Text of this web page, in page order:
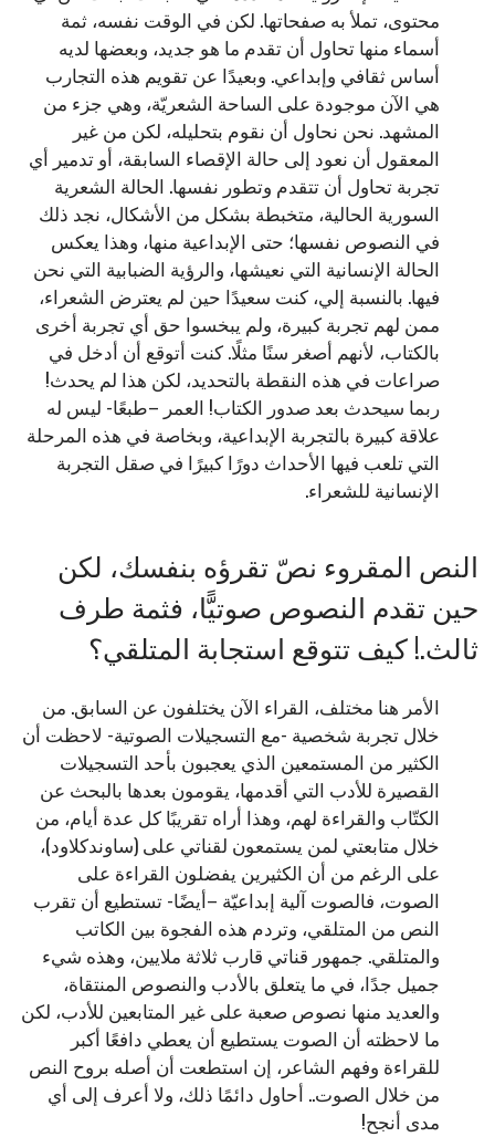
محتوى، تملأ به صفحاتها. لكن في الوقت نفسه، ثمة
أسماء منها تحاول أن تقدم ما هو جديد، وبعضها لديه
أساس ثقافي وإبداعي. وبعيدًا عن تقويم هذه التجارب
هي الآن موجودة على الساحة الشعريّة، وهي جزء من
المشهد. نحن نحاول أن نقوم بتحليله، لكن من غير
المعقول أن نعود إلى حالة الإقصاء السابقة، أو تدمير أي
تجربة تحاول أن تتقدم وتطور نفسها. الحالة الشعرية
السورية الحالية، متخبطة بشكل من الأشكال، نجد ذلك
في النصوص نفسها؛ حتى الإبداعية منها، وهذا يعكس
الحالة الإنسانية التي نعيشها، والرؤية الضبابية التي نحن
فيها. بالنسبة إلي، كنت سعيدًا حين لم يعترض الشعراء،
ممن لهم تجربة كبيرة، ولم يبخسوا حق أي تجربة أخرى
بالكتاب، لأنهم أصغر سنًا مثلًا. كنت أتوقع أن أدخل في
صراعات في هذه النقطة بالتحديد، لكن هذا لم يحدث!
ربما سيحدث بعد صدور الكتاب! العمر –طبعًا- ليس له
علاقة كبيرة بالتجربة الإبداعية، وبخاصة في هذه المرحلة
التي تلعب فيها الأحداث دورًا كبيرًا في صقل التجربة
الإنسانية للشعراء.
النص المقروء نصّ تقرؤه بنفسك، لكن
حين تقدم النصوص صوتيًّا، فثمة طرف
ثالث.! كيف تتوقع استجابة المتلقي؟
الأمر هنا مختلف، القراء الآن يختلفون عن السابق. من
خلال تجربة شخصية -مع التسجيلات الصوتية- لاحظت أن
الكثير من المستمعين الذي يعجبون بأحد التسجيلات
القصيرة للأدب التي أقدمها، يقومون بعدها بالبحث عن
الكتّاب والقراءة لهم، وهذا أراه تقريبًا كل عدة أيام، من
خلال متابعتي لمن يستمعون لقناتي على (ساوندكلاود)،
على الرغم من أن الكثيرين يفضلون القراءة على
الصوت، فالصوت آلية إبداعيّة –أيضًا- تستطيع أن تقرب
النص من المتلقي، وتردم هذه الفجوة بين الكاتب
والمتلقي. جمهور قناتي قارب ثلاثة ملايين، وهذه شيء
جميل جدًا، في ما يتعلق بالأدب والنصوص المنتقاة،
والعديد منها نصوص صعبة على غير المتابعين للأدب، لكن
ما لاحظته أن الصوت يستطيع أن يعطي دافعًا أكبر
للقراءة وفهم الشاعر، إن استطعت أن أصله بروح النص
من خلال الصوت.. أحاول دائمًا ذلك، ولا أعرف إلى أي
مدى أنجح!